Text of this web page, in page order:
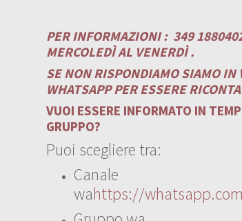
PER INFORMAZIONI : 349
MERCOLEDÌ AL VENERDÌ .
SE NON RISPONDIAMO SIAMO IN
WHATSAPP PER ESSERE
VUOI ESSERE INFORMATO IN
GRUPPO?
Puoi scegliere tra:
Canale
wahttps://